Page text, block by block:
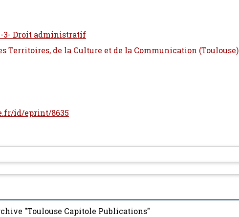
3- Droit administratif
Territoires, de la Culture et de la Communication (Toulouse)
id/eprint/8635
"Toulouse Capitole Publications"